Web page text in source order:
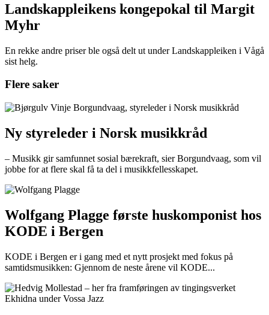
Landskappleikens kongepokal til Margit
Myhr
En rekke andre priser ble også delt ut under Landskappleiken i Vågå
sist helg.
Flere saker
Ny styreleder i Norsk musikkråd
– Musikk gir samfunnet sosial bærekraft, sier Borgundvaag, som vil
jobbe for at flere skal få ta del i musikkfellesskapet.
Wolfgang Plagge første huskomponist hos
KODE i Bergen
KODE i Bergen er i gang med et nytt prosjekt med fokus på
samtidsmusikken: Gjennom de neste årene vil KODE...